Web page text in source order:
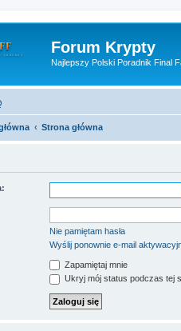
Forum Krypty
Najlepszy Polski Poradnik Final
Strona główna
Nie pamiętam hasła
Wyślij ponownie e-mail
Zapamiętaj mnie
Ukryj mój status podczas tej